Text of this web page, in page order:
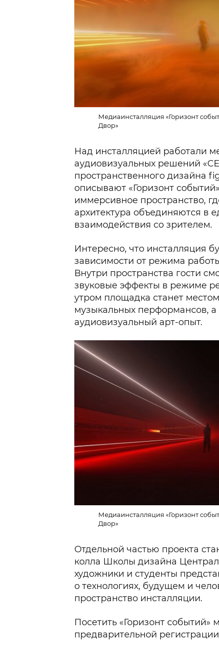
Медиаинсталляция «Горизонт
Двор»
Над инсталляцией работали
аудиовизуальных решений
пространственного дизайна
описывают «Горизонт
иммерсивное пространство,
архитектура объединяются в
взаимодействия со зрителем.
Интересно, что инсталляция
зависимости от режима
Внутри пространства гости
звуковые эффекты в режиме
утром площадка станет
музыкальных перформансов,
аудиовизуальный арт-опыт.
Медиаинсталляция «Горизонт
Двор»
Отдельной частью проекта
колла Школы дизайна
художники и студенты
о технологиях, будущем и
пространство инсталляции.
Посетить «Горизонт
предварительной